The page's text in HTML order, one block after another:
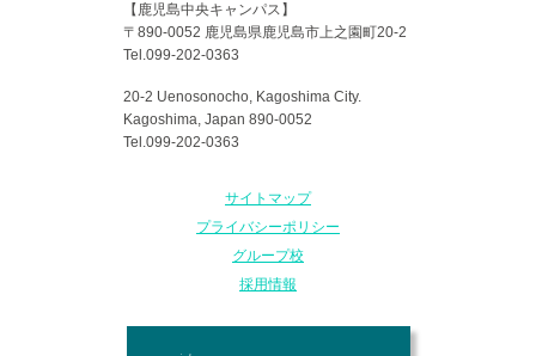
【鹿児島中央キャンパス】
〒890-0052 鹿児島県鹿児島市上之園町20-2
Tel.099-202-0363
20-2 Uenosonocho, Kagoshima City.
Kagoshima, Japan 890-0052
Tel.099-202-0363
サイトマップ
プライバシーポリシー
グループ校
採用情報